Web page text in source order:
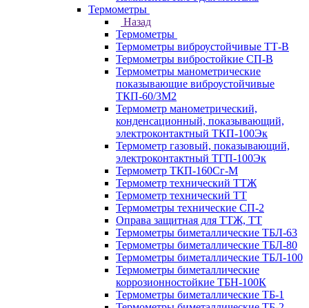
Термометры
Назад
Термометры
Термометры виброустойчивые ТТ-В
Термометры вибростойкие СП-В
Термометры манометрические
показывающие виброустойчивые
ТКП-60/3М2
Термометр манометрический,
конденсационный, показывающий,
электроконтактный ТКП-100Эк
Термометр газовый, показывающий,
электроконтактный ТГП-100Эк
Термометр ТКП-160Сг-М
Термометр технический ТТЖ
Термометр технический ТТ
Термометры технические СП-2
Оправа защитная для ТТЖ, ТТ
Термометры биметаллические ТБЛ-63
Термометры биметаллические ТБЛ-80
Термометры биметаллические ТБЛ-100
Термометры биметаллические
коррозионностойкие ТБН-100К
Термометры биметаллические ТБ-1